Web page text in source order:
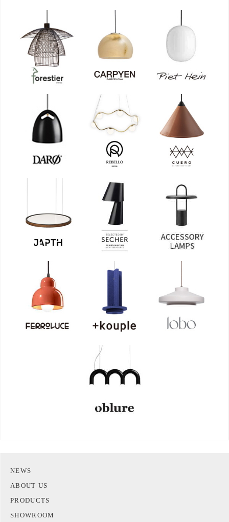
NEWS
ABOUT US
PRODUCTS
SHOWROOM